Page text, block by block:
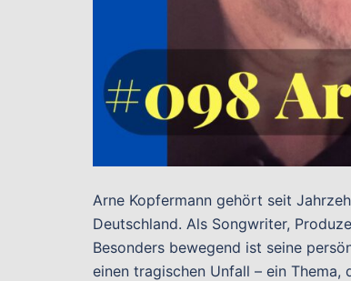
Arne Kopfermann gehört seit
Deutschland. Als Songwriter,
Besonders bewegend ist seine
einen tragischen Unfall – ein